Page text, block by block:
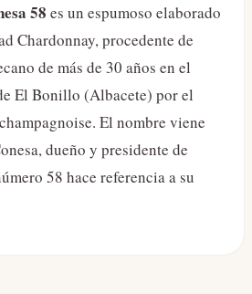
58 es un espumoso elaborado
Chardonnay, procedente de
de más de 30 años en el
El Bonillo (Albacete) por el
El nombre viene
dueño y presidente de
58 hace referencia a su